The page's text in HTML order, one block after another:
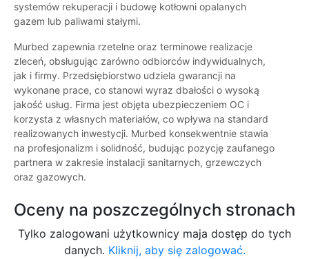
systemów rekuperacji i budowę kotłowni opalanych
gazem lub paliwami stałymi.
Murbed zapewnia rzetelne oraz terminowe realizacje
zleceń, obsługując zarówno odbiorców indywidualnych,
jak i firmy. Przedsiębiorstwo udziela gwarancji na
wykonane prace, co stanowi wyraz dbałości o wysoką
jakość usług. Firma jest objęta ubezpieczeniem OC i
korzysta z własnych materiałów, co wpływa na standard
realizowanych inwestycji. Murbed konsekwentnie stawia
na profesjonalizm i solidność, budując pozycję zaufanego
partnera w zakresie instalacji sanitarnych, grzewczych
oraz gazowych.
Oceny na poszczególnych stronach
Tylko zalogowani użytkownicy maja dostęp do tych
danych. Kliknij, aby się zalogować.